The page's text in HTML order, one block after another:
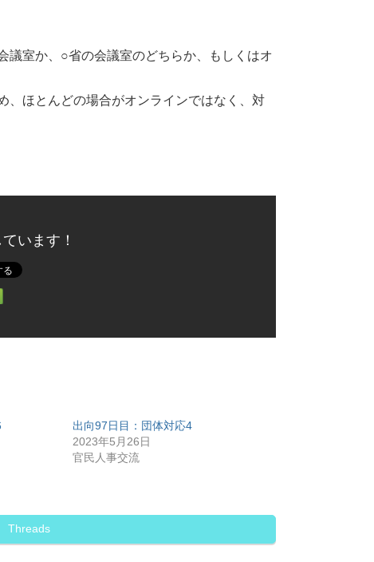
議室か、○省の会議室のどちらか、もしくはオ
、ほとんどの場合がオンラインではなく、対
います！
出向97日目：団体対応4
2023年5月26日
官民人事交流
Threads